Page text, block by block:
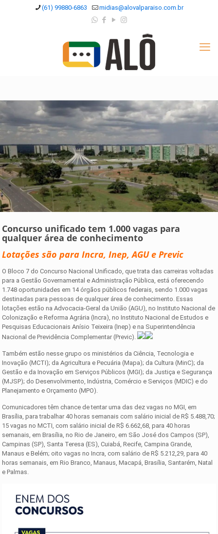
(61) 99880-6863 midias@alovalparaiso.com.br
Concurso unificado tem 1.000 vagas para
qualquer área de conhecimento
Lotações são para Incra, Inep, AGU e Previc
O Bloco 7 do Concurso Nacional Unificado, que trata das carreiras voltadas
para a Gestão Governamental e Administração Pública, está oferecendo
1.748 oportunidades em 14 órgãos públicos federais, sendo 1.000 vagas
destinadas para pessoas de qualquer área de conhecimento. Essas
lotações estão na Advocacia-Geral da União (AGU), no Instituto Nacional de
Colonização e Reforma Agrária (Incra), no Instituto Nacional de Estudos e
Pesquisas Educacionais Anísio Teixeira (Inep) e na Superintendência
Nacional de Previdência Complementar (Previc).
Também estão nesse grupo os ministérios da Ciência, Tecnologia e
Inovação (MCTI); da Agricultura e Pecuária (Mapa); da Cultura (MinC); da
Gestão e da Inovação em Serviços Públicos (MGI); da Justiça e Segurança
(MJSP); do Desenvolvimento, Indústria, Comércio e Serviços (MDIC) e do
Planejamento e Orçamento (MPO).
Comunicadores têm chance de tentar uma das dez vagas no MGI, em
Brasília, para trabalhar 40 horas semanais com salário inicial de R$ 5.488,70;
15 vagas no MCTI, com salário inicial de R$ 6.662,68, para 40 horas
semanais, em Brasília, no Rio de Janeiro, em São José dos Campos (SP),
Campinas (SP), Santa Teresa (ES), Cuiabá, Recife, Campina Grande,
Manaus e Belém; oito vagas no Incra, com salário de R$ 5.212,29, para 40
horas semanais, em Rio Branco, Manaus, Macapá, Brasília, Santarém, Natal
e Palmas.